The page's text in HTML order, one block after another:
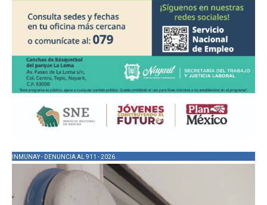
INMUNAY - DENUNCIA AL 911 - 2026